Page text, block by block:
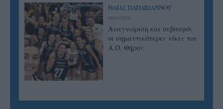
ΗΛΙΑΣ ΠΑΠΑΪΩΑΝΝΟΥ
08/03/2026
Αναγνώριση και σεβασμός
οι σημαντικότερες νίκες του
Α.Ο. Θήρας